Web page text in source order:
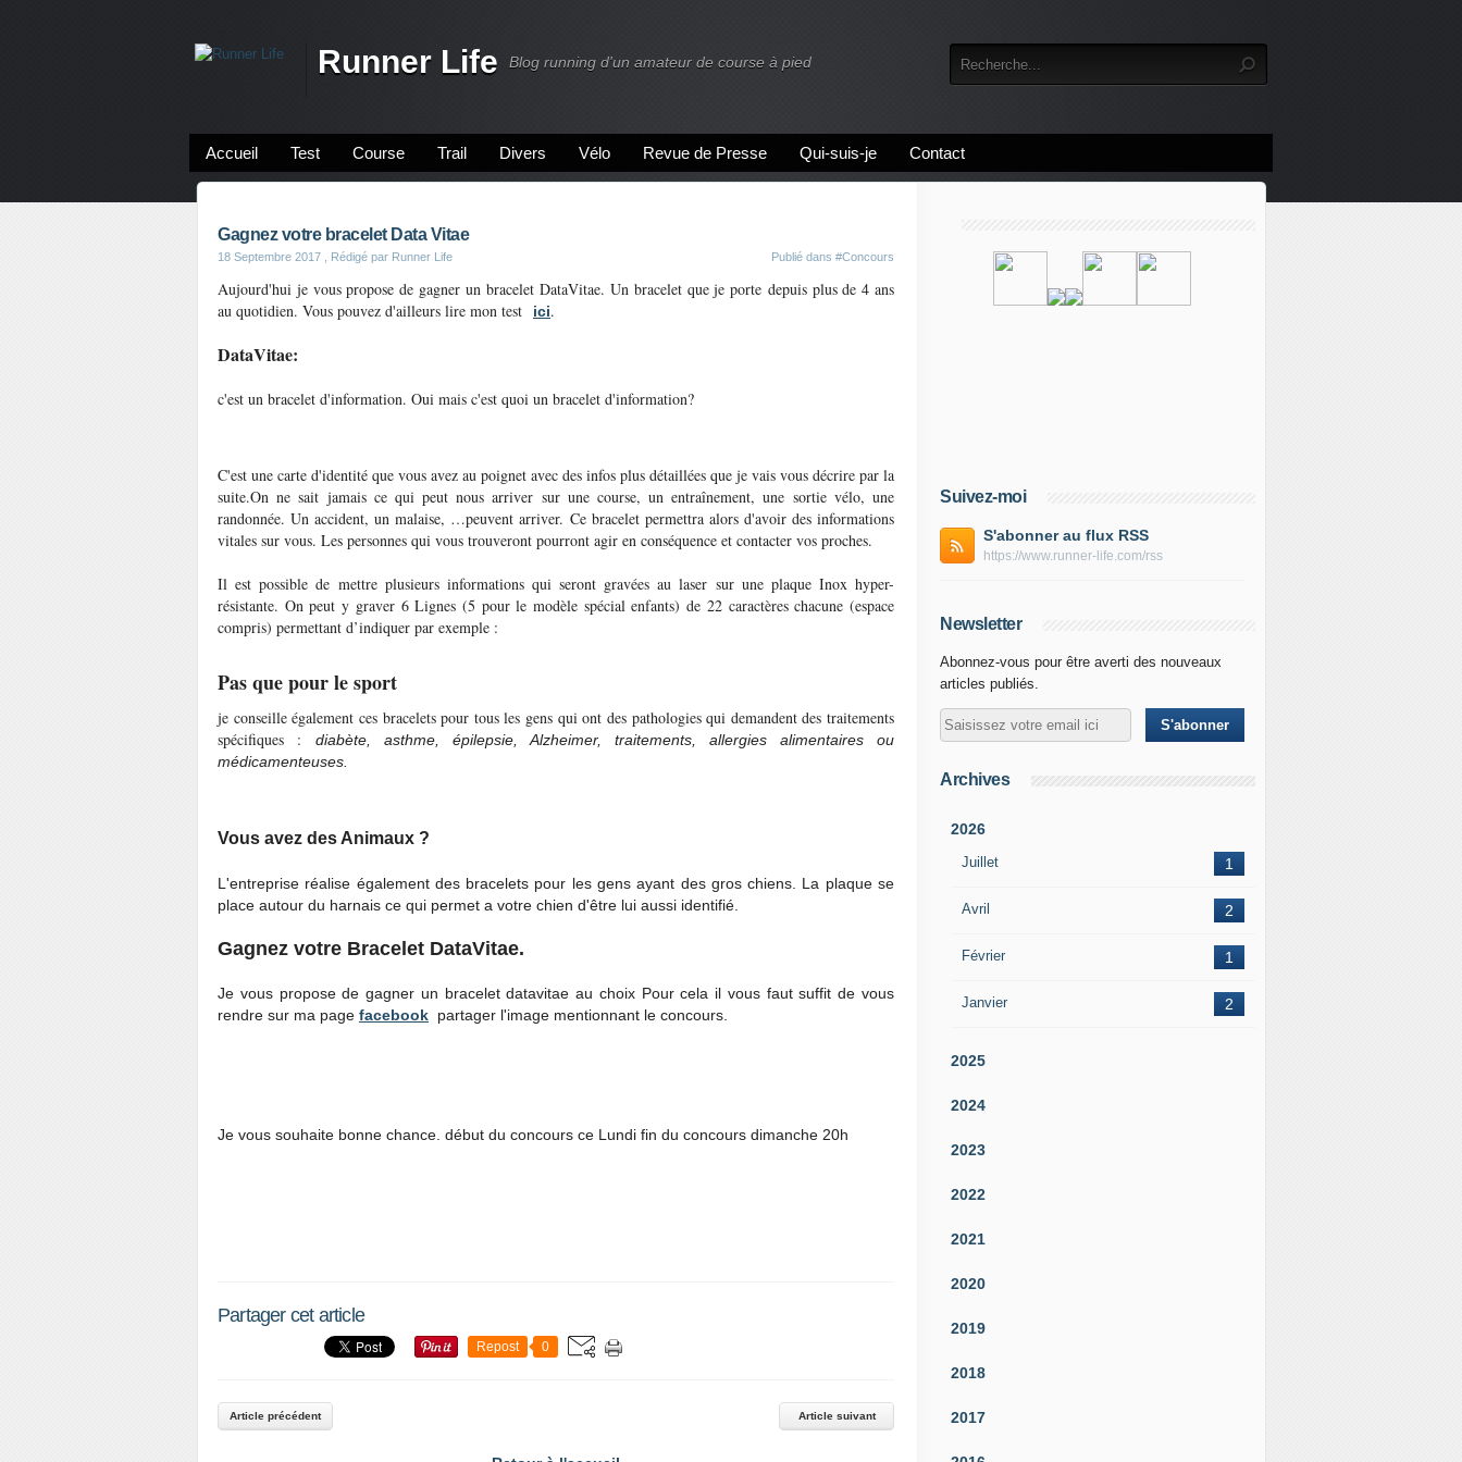
Runner Life Blog running d'un amateur de course à pied
Accueil Test Course Trail Divers Vélo Revue de Presse Qui-suis-je Contact
Gagnez votre bracelet Data Vitae
18 Septembre 2017 , Rédigé par Runner Life Publié dans #Concours
Aujourd'hui je vous propose de gagner un bracelet DataVitae. Un bracelet que je porte depuis plus de 4 ans
au quotidien. Vous pouvez d'ailleurs lire mon test
ici.
DataVitae:
c'est un bracelet d'information. Oui mais c'est quoi un bracelet d'information?
C'est une carte d'identité que vous avez au poignet avec des infos plus détaillées que je vais vous décrire par la
suite.On ne sait jamais ce qui peut nous arriver sur une course, un entraînement, une sortie vélo, une
randonnée. Un accident, un malaise, …peuvent arriver. Ce bracelet permettra alors d'avoir des informations
vitales sur vous. Les personnes qui vous trouveront pourront agir en conséquence et contacter vos proches.
Il est possible de mettre plusieurs informations qui seront gravées au laser sur une plaque Inox hyper-
résistante. On peut y graver 6 Lignes (5 pour le modèle spécial enfants) de 22 caractères chacune (espace
compris) permettant d’indiquer par exemple :
Pas que pour le sport
je conseille également ces bracelets pour tous les gens qui ont des pathologies qui demandent des traitements
spécifiques : diabète, asthme, épilepsie, Alzheimer, traitements, allergies alimentaires ou
médicamenteuses.
Vous avez des Animaux ?
L'entreprise réalise également des bracelets pour les gens ayant des gros chiens. La plaque se
place autour du harnais ce qui permet a votre chien d'être lui aussi identifié.
Gagnez votre Bracelet DataVitae.
Je vous propose de gagner un bracelet datavitae au choix Pour cela il vous faut suffit de vous
rendre sur ma page facebook partager l'image mentionnant le concours.
Je vous souhaite bonne chance. début du concours ce Lundi fin du concours dimanche 20h
Partager cet article
t
a
Repost 0
Article précédent Article suivant
Suivez-moi
S'abonner au flux RSS
https://www.runner-life.com/rss
Newsletter
Abonnez-vous pour être averti des nouveaux
articles publiés.
Archives
2026
Juillet 1
Avril 2
Février 1
Janvier 2
2025
2024
2023
2022
2021
2020
2019
2018
2017